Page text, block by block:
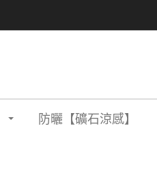
防曬【礦石涼感】